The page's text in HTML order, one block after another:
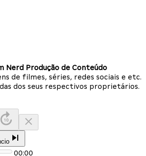
Nerd Produção de Conteúdo
de filmes, séries, redes sociais e etc.
dos seus respectivos proprietários.
00:00